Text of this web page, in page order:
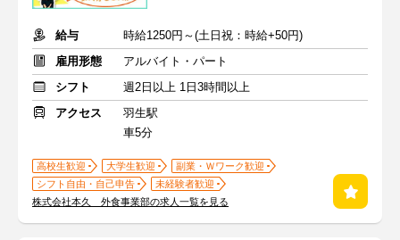
給与
時給1250円～(土日祝：時給+50円)
雇用形態
アルバイト・パート
シフト
週2日以上 1日3時間以上
アクセス
羽生駅
車5分
高校生歓迎 大学生歓迎
副業・Ｗワーク歓迎
シフト自由・自己申告
未経験者歓迎
株式会社本久 外食事業部の求人一覧を見る